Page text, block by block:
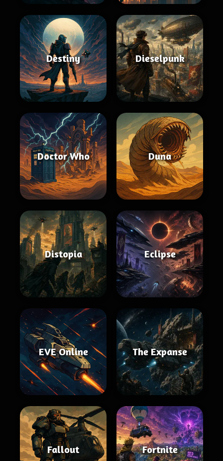
Destiny Dieselpunk
Doctor Who Duna
Distopia Eclipse
EVE Online The Expanse
Fallout Fortnite